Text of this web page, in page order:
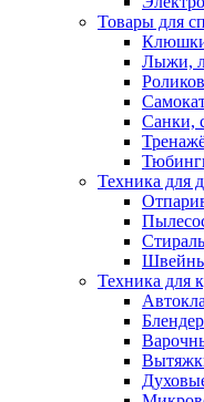
Товары для
Лыжи,
Санки,
Техника для
Техника для